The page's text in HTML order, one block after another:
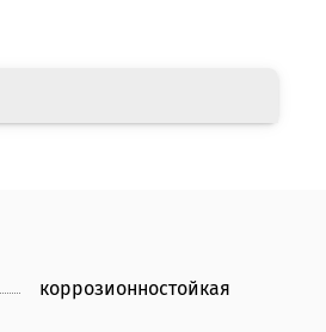
коррозионностойкая